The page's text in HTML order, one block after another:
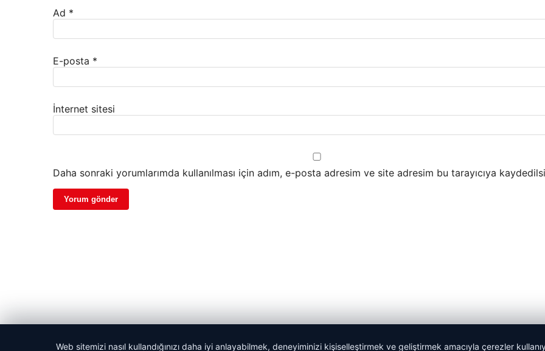
Ad *
E-posta *
İnternet sitesi
Daha sonraki yorumlarımda kullanılması için adım, e-posta adresim ve site adresim bu tarayıcıya
© 2026 Dijital Hayat – Güncel Haberler
Web sitemizi nasıl kullandığınızı daha iyi anlayabilmek, deneyiminizi kişiselleştirmek ve geliştirmek amacıyla çerezler